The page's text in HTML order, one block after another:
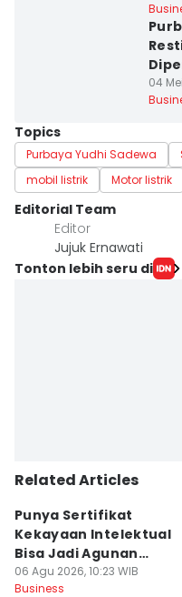
04
Topics
Purbaya Yudhi Sadewa
mobil listrik
Motor listrik
Editorial Team
Editor
Jujuk Ernawati
Tonton lebih seru di
Related Articles
Punya Sertifikat
Kekayaan Intelektual
Bisa Jadi Agunan
Tambahan KUR
06 Agu 2026, 10:23 WIB
Business